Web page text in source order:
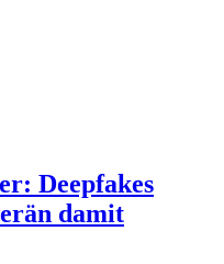
Deepfakes
damit